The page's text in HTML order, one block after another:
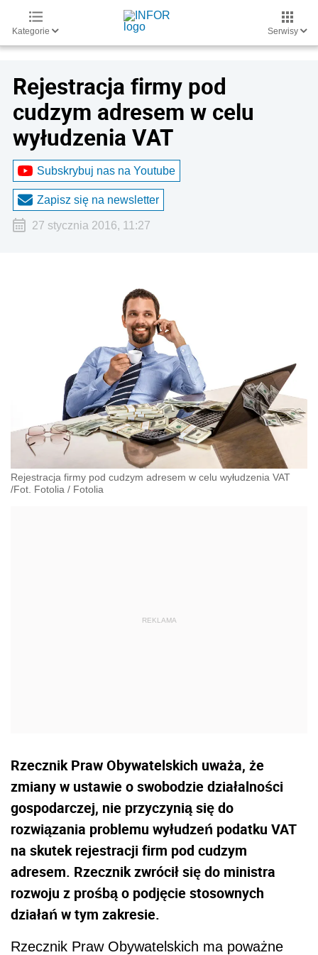
Kategorie Serwisy
Rejestracja firmy pod
cudzym adresem w celu
wyłudzenia VAT
Subskrybuj nas na Youtube
Zapisz się na newsletter
27 stycznia 2016, 11:27
Rejestracja firmy pod cudzym adresem w celu wyłudzenia VAT
/Fot. Fotolia / Fotolia
Rzecznik Praw Obywatelskich uważa, że
zmiany w ustawie o swobodzie działalności
gospodarczej, nie przyczynią się do
rozwiązania problemu wyłudzeń podatku VAT
na skutek rejestracji firm pod cudzym
adresem. Rzecznik zwrócił się do ministra
rozwoju z prośbą o podjęcie stosownych
działań w tym zakresie.
Rzecznik Praw Obywatelskich ma poważne